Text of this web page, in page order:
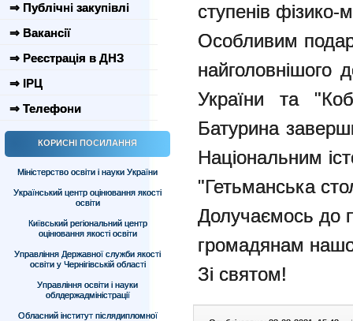
⇒ Публічні закупівлі
⇒ Вакансії
⇒ Реєстрація в ДНЗ
⇒ ІРЦ
⇒ Телефони
КОРИСНІ ПОСИЛАННЯ
Міністерство освіти і науки України
Український центр оцінювання якості
освіти
Київський регіональний центр
оцінювання якості освіти
Управління Державної служби якості
освіти у Чернігівській області
Управління освіти і науки
облдержадміністрації
Обласний інститут післядипломної
ступенів
Особливим
найголовнішого
України та
Батурина
Національним
"Гетьманська
Долучаємось до
громадянам
Зі святом!